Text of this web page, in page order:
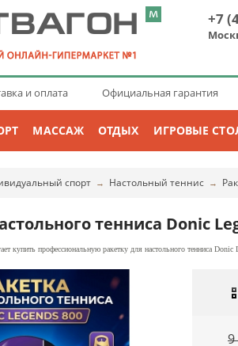
+7
и оплата Официальная гарантия
МАССАЖ ОТДЫХ ИГРОВЫЕ
спорт → Настольный теннис →
тенниса Donic
купить профессиональную ракетку для настольного тенниса
9